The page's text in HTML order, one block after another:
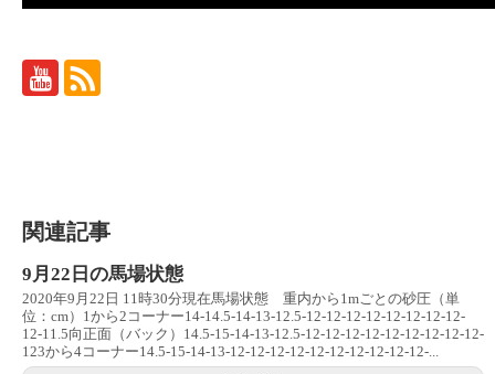
関連記事
9月22日の馬場状態
2020年9月22日 11時30分現在馬場状態 重内から1mごとの砂圧（単
位：cm）1から2コーナー14-14.5-14-13-12.5-12-12-12-12-12-12-12-12-
12-11.5向正面（バック）14.5-15-14-13-12.5-12-12-12-12-12-12-12-12-12-
123から4コーナー14.5-15-14-13-12-12-12-12-12-12-12-12-12-12-...